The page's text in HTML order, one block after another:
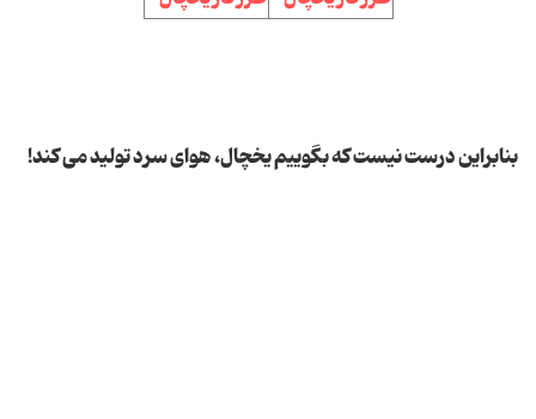
بنابراین درست نیست که بگوییم یخچال، هوای سرد تولید می کند!